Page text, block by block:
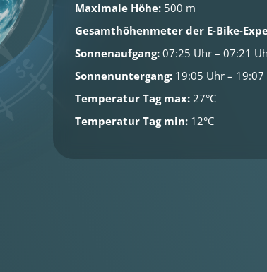
Maximale Höhe: 500 m
Gesamthöhenmeter der E-Bike-
Sonnenaufgang: 07:25 Uhr – 07:21
Sonnenuntergang: 19:05 Uhr –
Temperatur Tag max: 27°C
Temperatur Tag min: 12°C